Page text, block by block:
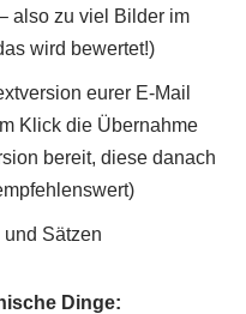
also zu viel Bilder im
wird bewertet!)
eurer E-Mail
Klick die Übernahme
bereit, diese danach
Sätzen
Dinge: